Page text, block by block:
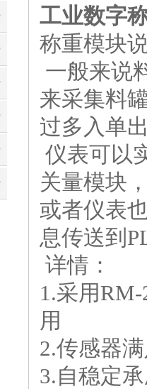
工业数字
称重模块
一般来说
来采集料
过多入单
仪表可以
关量模块
或者仪表
息传送到
详情：
1.采用
用
2.传感器
3.自稳定